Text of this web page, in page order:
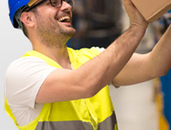
(mais ce n'est pas la faute de
dans divers commerces pour retrouver
transaction.